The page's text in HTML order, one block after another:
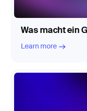
Was macht ein
Learn more
Learn more